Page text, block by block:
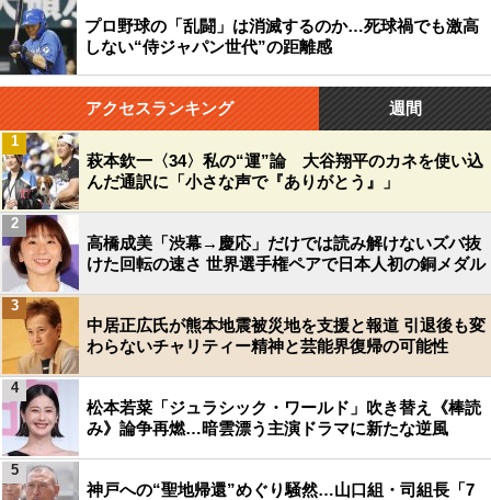
プロ野球の「乱闘」は消滅するのか…死球禍でも激高
しない“侍ジャパン世代”の距離感
アクセスランキング 週間
萩本欽一〈34〉私の“運”論 大谷翔平のカネを使い込
んだ通訳に「小さな声で『ありがとう』」
1
高橋成美「渋幕→慶応」だけでは読み解けないズバ抜
けた回転の速さ 世界選手権ペアで日本人初の銅メダル
2
中居正広氏が熊本地震被災地を支援と報道 引退後も変
わらないチャリティー精神と芸能界復帰の可能性
3
松本若菜「ジュラシック・ワールド」吹き替え《棒読
み》論争再燃…暗雲漂う主演ドラマに新たな逆風
4
神戸への“聖地帰還”めぐり騒然…山口組・司組長「7
5